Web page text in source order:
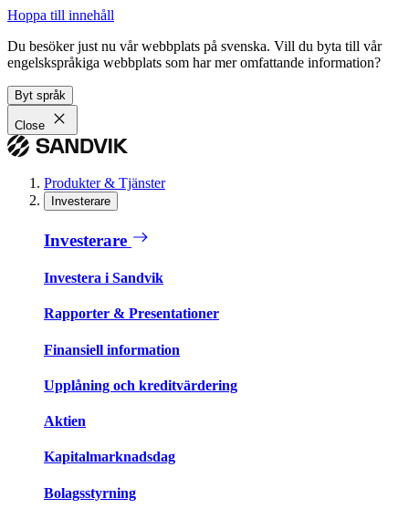
Hoppa till innehåll
Du besöker just nu vår webbplats på svenska. Vill du byta till vår
engelskspråkiga webbplats som har mer omfattande information?
Byt språk
Close
Produkter & Tjänster
Investerare
Investerare
Investera i Sandvik
Rapporter & Presentationer
Finansiell information
Upplåning och kreditvärdering
Aktien
Kapitalmarknadsdag
Bolagsstyrning